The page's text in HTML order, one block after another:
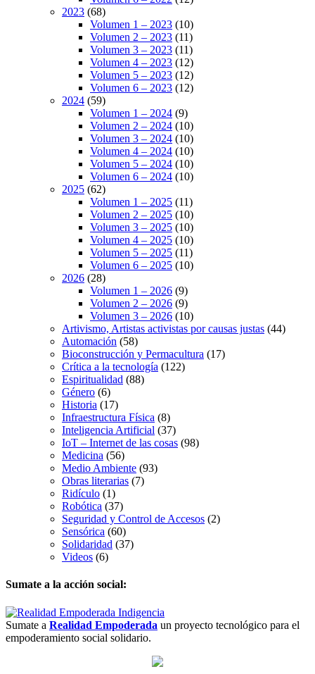
2023 (68)
Volumen 1 – 2023 (10)
Volumen 2 – 2023 (11)
Volumen 3 – 2023 (11)
Volumen 4 – 2023 (12)
Volumen 5 – 2023 (12)
Volumen 6 – 2023 (12)
2024 (59)
Volumen 1 – 2024 (9)
Volumen 2 – 2024 (10)
Volumen 3 – 2024 (10)
Volumen 4 – 2024 (10)
Volumen 5 – 2024 (10)
Volumen 6 – 2024 (10)
2025 (62)
Volumen 1 – 2025 (11)
Volumen 2 – 2025 (10)
Volumen 3 – 2025 (10)
Volumen 4 – 2025 (10)
Volumen 5 – 2025 (11)
Volumen 6 – 2025 (10)
2026 (28)
Volumen 1 – 2026 (9)
Volumen 2 – 2026 (9)
Volumen 3 – 2026 (10)
Artivismo, Artistas activistas por causas justas (44)
Automación (58)
Bioconstrucción y Permacultura (17)
Crítica a la tecnología (122)
Espiritualidad (88)
Género (6)
Historia (17)
Infraestructura Física (8)
Inteligencia Artificial (37)
IoT – Internet de las cosas (98)
Medicina (56)
Medio Ambiente (93)
Obras literarias (7)
Ridículo (1)
Robótica (37)
Seguridad y Control de Accesos (2)
Sensórica (60)
Solidaridad (37)
Videos (6)
Sumate a la acción social:
Sumate a Realidad Empoderada un proyecto tecnológico para el
empoderamiento social solidario.